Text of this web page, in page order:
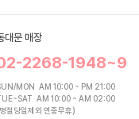
대문 매장
2268-1948~9
MON AM 10:00 ~ PM 21:00
AM 10:00 ~ AM 02:00
절당일제외 연중무휴)